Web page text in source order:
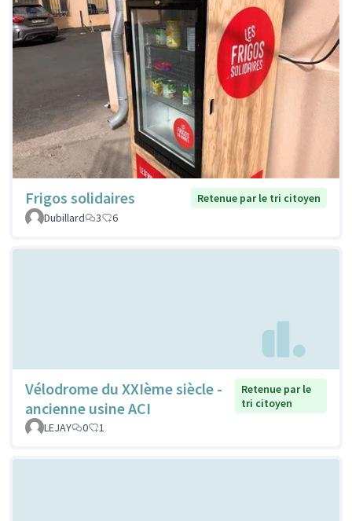
Frigos solidaires
Retenue par le tri citoyen
Dubillard
3 6
Vélodrome du XXIème siècle -
ancienne usine ACI
Retenue par le
tri citoyen
LEJAY
0 1